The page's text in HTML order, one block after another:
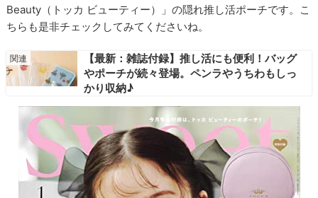
Beauty（トッカ ビューティー）」の隠れ推し活ポーチです。こ
ちらも是非チェックしてみてくださいね。
【最新：雑誌付録】推し活にも便利！バッグ
やポーチが続々登場。ペンラやうちわもしっ
かり収納♪